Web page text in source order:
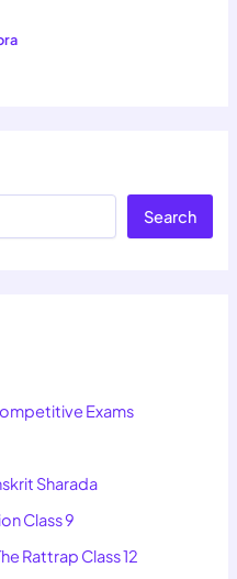
Search
Exams
Sharada
Class 9
Rattrap Class 12